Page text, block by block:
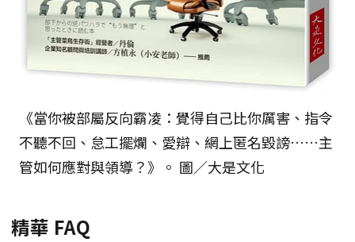
《當你被部屬反向霸凌：覺得自己比你厲害、指令
不聽不回、怠工擺爛、愛辯、網上匿名毀謗……主
管如何應對與領導？》。 圖／大是文化
精華 FAQ